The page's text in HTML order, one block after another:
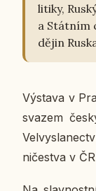
li­ti­ky,
a Stát­ním
dějin
Vý­sta­va v
svazem
ni­čestva v